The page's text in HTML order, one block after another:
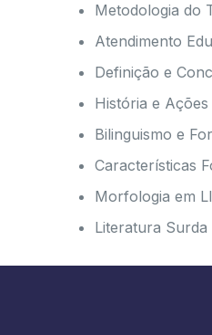
Metodologia do
Atendimento
Definição e
História e
Bilinguismo e
Características
Morfologia em
Literatura Surda